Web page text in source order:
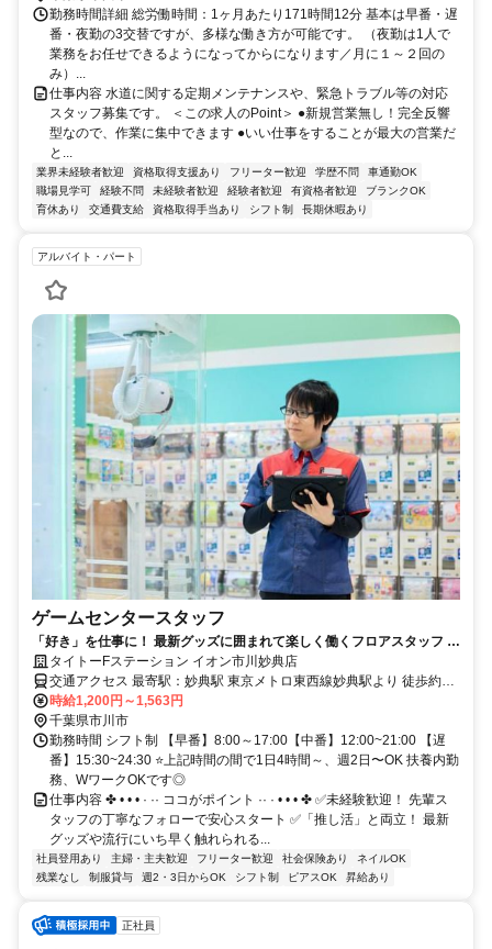
勤務時間詳細 総労働時間：1ヶ月あたり171時間12分 基本は早番・遅
番・夜勤の3交替ですが、多様な働き方が可能です。 （夜勤は1人で
業務をお任せできるようになってからになります／月に１～２回の
み）...
仕事内容 水道に関する定期メンテナンスや、緊急トラブル等の対応
スタッフ募集です。 ＜この求人のPoint＞ ●新規営業無し！完全反響
型なので、作業に集中できます ●いい仕事をすることが最大の営業だ
と...
業界未経験者歓迎 資格取得支援あり フリーター歓迎 学歴不問
車通勤OK
職場見学可
経験不問 未経験者歓迎 経験者歓迎 有資格者歓迎
ブランクOK
育休あり
交通費支給 資格取得手当あり シフト制 長期休暇あり
アルバイト・パート
ゲームセンタースタッフ
「好き」を仕事に！ 最新グッズに囲まれて楽しく働くフロアスタッフ 土
日祝は時給200円アップ
タイトーFステーション イオン市川妙典店
交通アクセス 最寄駅：妙典駅 東京メトロ東西線妙典駅より 徒歩約3
分
時給1,200円～1,563円
千葉県市川市
勤務時間 シフト制 【早番】8:00～17:00【中番】12:00~21:00 【遅
番】15:30~24:30 ⭐上記時間の間で1日4時間～、週2日〜OK 扶養内勤
務、WワークOKです◎
仕事内容 ✤ • • • · ·· ココがポイント ·· · • • • ✤ ✅未経験歓迎！ 先輩ス
タッフの丁寧なフォローで安心スタート ✅「推し活」と両立！ 最新
グッズや流行にいち早く触れられる...
社員登用あり 主婦・主夫歓迎 フリーター歓迎 社会保険あり
ネイルOK
残業なし
制服貸与 週2・3日からOK シフト制 ピアスOK 昇給あり
正社員